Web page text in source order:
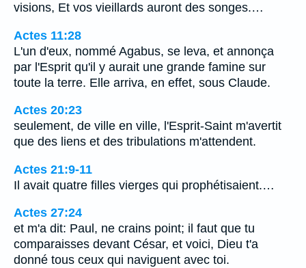
visions, Et vos vieillards auront des songes.…
Actes 11:28
L'un d'eux, nommé Agabus, se leva, et annonça
par l'Esprit qu'il y aurait une grande famine sur
toute la terre. Elle arriva, en effet, sous Claude.
Actes 20:23
seulement, de ville en ville, l'Esprit-Saint m'avertit
que des liens et des tribulations m'attendent.
Actes 21:9-11
Il avait quatre filles vierges qui prophétisaient.…
Actes 27:24
et m'a dit: Paul, ne crains point; il faut que tu
comparaisses devant César, et voici, Dieu t'a
donné tous ceux qui naviguent avec toi.